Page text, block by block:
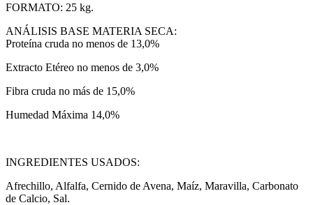
FORMATO: 25 kg.
ANÁLISIS BASE MATERIA SECA:
Proteína cruda no menos de 13,0%
Extracto Etéreo no menos de 3,0%
Fibra cruda no más de 15,0%
Humedad Máxima 14,0%
INGREDIENTES USADOS:
Afrechillo, Alfalfa, Cernido de Avena, Maíz, Maravilla, Carbonato
de Calcio, Sal.